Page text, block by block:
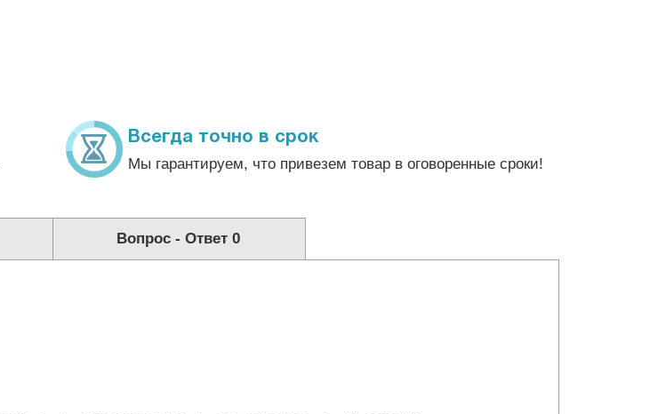
Всегда точно в срок
Мы гарантируем, что привезем товар в оговоренные сроки!
Вопрос - Ответ0